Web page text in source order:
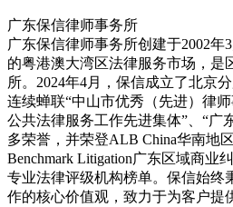
广东保信律师事务所
广东保信律师事务所创建于2002年
的粤港澳大湾区法律服务市场，是
所。2024年4月，保信成立了北京
连续蝉联“中山市优秀（先进）律
公共法律服务工作先进集体”、“广
多荣誉，并荣登ALB China华南地
Benchmark Litigation广东区域商业
专业法律评级机构榜单。保信始终
作的核心价值观，致力于为客户提